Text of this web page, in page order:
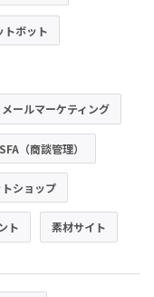
トボット
メールマーケティング
SFA（商談管理）
ショップ
ト 素材サイト